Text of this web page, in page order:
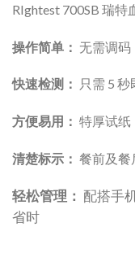
RIghtest 700SB 瑞特
操作简单： 无需调码
快速检测： 只需 5
方便易用： 特厚试纸
清楚标示： 餐前及餐
轻松管理： 配搭手
省时